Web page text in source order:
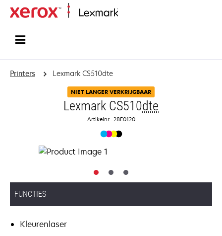
Printers Lexmark CS510dte
NIET LANGER VERKRIJGBAAR
Lexmark CS510dte
Artikelnr.: 28E0120
FUNCTIES
Kleurenlaser